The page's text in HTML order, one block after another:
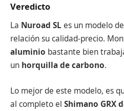
Veredicto
La Nuroad SLes un modelo
relación su calidad-precio.
aluminio bastante bien
un horquilla de carbono.
Lo mejor de este modelo, es
al completo el Shimano GRX